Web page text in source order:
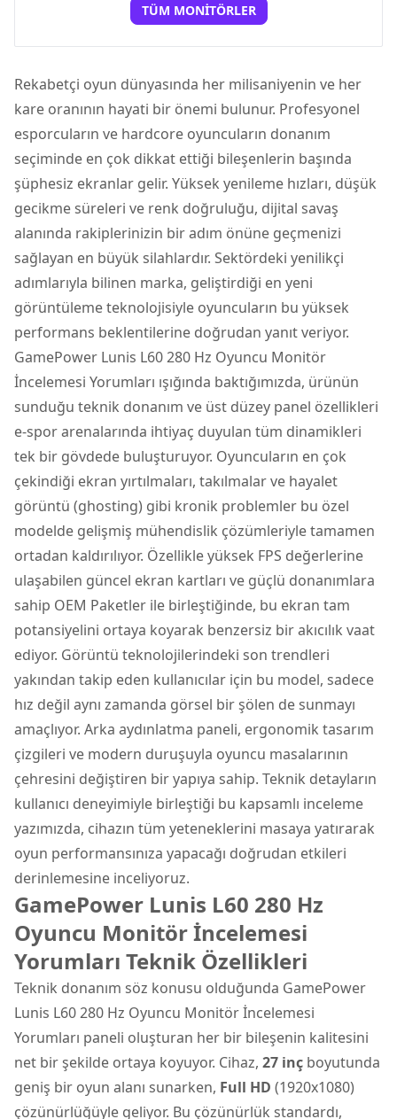
TÜM MONITÖRLER
Rekabetçi oyun dünyasında her milisaniyenin ve her
kare oranının hayati bir önemi bulunur. Profesyonel
esporcuların ve hardcore oyuncuların donanım
seçiminde en çok dikkat ettiği bileşenlerin başında
şüphesiz ekranlar gelir. Yüksek yenileme hızları, düşük
gecikme süreleri ve renk doğruluğu, dijital savaş
alanında rakiplerinizin bir adım önüne geçmenizi
sağlayan en büyük silahlardır. Sektördeki yenilikçi
adımlarıyla bilinen marka, geliştirdiği en yeni
görüntüleme teknolojisiyle oyuncuların bu yüksek
performans beklentilerine doğrudan yanıt veriyor.
GamePower Lunis L60 280 Hz Oyuncu Monitör
İncelemesi Yorumları ışığında baktığımızda, ürünün
sunduğu teknik donanım ve üst düzey panel özellikleri
e-spor arenalarında ihtiyaç duyulan tüm dinamikleri
tek bir gövdede buluşturuyor. Oyuncuların en çok
çekindiği ekran yırtılmaları, takılmalar ve hayalet
görüntü (ghosting) gibi kronik problemler bu özel
modelde gelişmiş mühendislik çözümleriyle tamamen
ortadan kaldırılıyor. Özellikle yüksek FPS değerlerine
ulaşabilen güncel ekran kartları ve güçlü donanımlara
sahip OEM Paketler ile birleştiğinde, bu ekran tam
potansiyelini ortaya koyarak benzersiz bir akıcılık vaat
ediyor. Görüntü teknolojilerindeki son trendleri
yakından takip eden kullanıcılar için bu model, sadece
hız değil aynı zamanda görsel bir şölen de sunmayı
amaçlıyor. Arka aydınlatma paneli, ergonomik tasarım
çizgileri ve modern duruşuyla oyuncu masalarının
çehresini değiştiren bir yapıya sahip. Teknik detayların
kullanıcı deneyimiyle birleştiği bu kapsamlı inceleme
yazımızda, cihazın tüm yeteneklerini masaya yatırarak
oyun performansınıza yapacağı doğrudan etkileri
derinlemesine inceliyoruz.
GamePower Lunis L60 280 Hz
Oyuncu Monitör İncelemesi
Yorumları Teknik Özellikleri
Teknik donanım söz konusu olduğunda GamePower
Lunis L60 280 Hz Oyuncu Monitör İncelemesi
Yorumları paneli oluşturan her bir bileşenin kalitesini
net bir şekilde ortaya koyuyor. Cihaz, 27 inç boyutunda
geniş bir oyun alanı sunarken, Full HD (1920x1080)
çözünürlüğüyle geliyor. Bu çözünürlük standardı,